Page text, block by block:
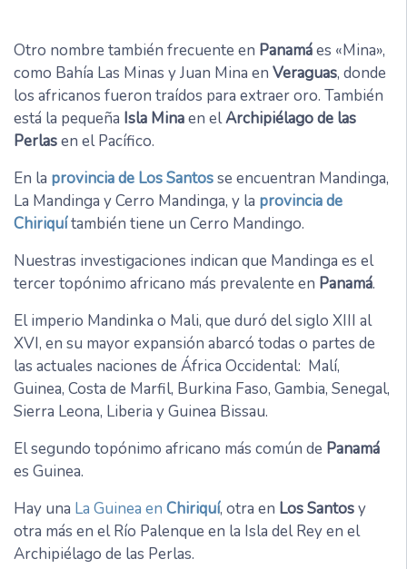
Otro nombre también frecuente en Panamáes «Mina»,
como Bahía Las Minas y Juan Mina en Veraguas, donde
los africanos fueron traídos para extraer oro. También
está la pequeña Isla Minaen elArchipiélago de las
Perlasen el Pacífico.
En la provincia de Los Santosse encuentran Mandinga,
La Mandinga y Cerro Mandinga, y la provincia de
Chiriquítambién tiene un Cerro Mandingo.
Nuestras investigaciones indican que Mandinga es el
tercer topónimo africano más prevalente en Panamá.
El imperio Mandinka o Mali, que duró del siglo XIII al
XVI, en su mayor expansión abarcó todas o partes de
las actuales naciones de África Occidental: Malí,
Guinea, Costa de Marfil, Burkina Faso, Gambia, Senegal,
Sierra Leona, Liberia y Guinea Bissau.
El segundo topónimo africano más común de Panamá
es Guinea.
Hay una La Guinea en Chiriquí, otra en Los Santosy
otra más en el Río Palenque en la Isla del Rey en el
Archipiélago de las Perlas.